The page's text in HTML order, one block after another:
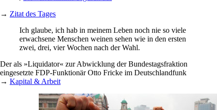
→ Zitat des Tages
Ich glaube, ich hab in meinem Leben noch nie so viele
erwachsene Menschen weinen sehen wie in den ersten
zwei, drei, vier Wochen nach der Wahl.
Der als »Liquidator« zur Abwicklung der Bundestagsfraktion
eingesetzte FDP-Funktionär Otto Fricke im Deutschlandfunk
→ Kapital & Arbeit